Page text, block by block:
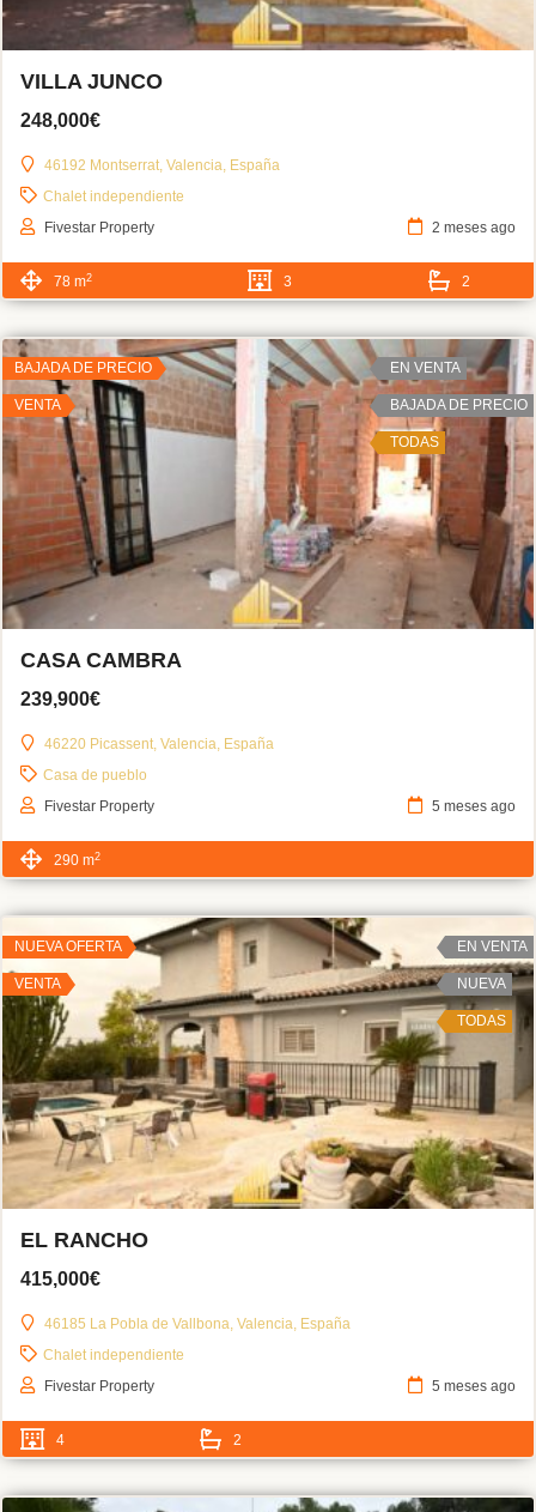
VILLA JUNCO
248,000€
46192 Montserrat, Valencia, España
Chalet independiente
Fivestar Property
2 meses ago
78 m2 3 2
BAJADA DE PRECIO
VENTA
EN VENTA
BAJADA DE PRECIO
TODAS
CASA CAMBRA
239,900€
46220 Picassent, Valencia, España
Casa de pueblo
Fivestar Property
5 meses ago
290 m2
NUEVA OFERTA
VENTA
EN VENTA
NUEVA
TODAS
EL RANCHO
415,000€
46185 La Pobla de Vallbona, Valencia, España
Chalet independiente
Fivestar Property
5 meses ago
4 2